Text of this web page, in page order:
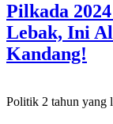
Pilkada
Lebak, Ini
Kandang!
Politik 2 tahun yang